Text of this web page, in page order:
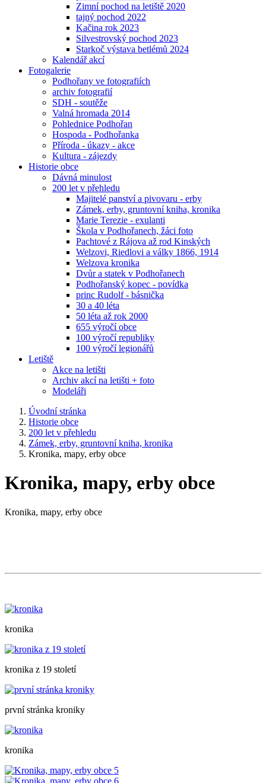
Zimní pochod na letiště 2020
tajný pochod 2022
Kačina rok 2023
Silvestrovský pochod 2023
Starkoč výstava betlémů 2024
Kalendář akcí
Fotogalerie
Podhořany ve fotografiích
archiv fotografií
SDH - soutěže
Valná hromada 2014
Pohlednice Podhořan
Hospoda - Podhořanka
Příroda - úkazy - akce
Kultura - zájezdy
Historie obce
Dávná minulost
200 let v přehledu
Majitelé panství a pivovaru - erby
Zámek, erby, gruntovní kniha, kronika
Marie Terezie - exulanti
Škola v Podhořanech, žáci foto
Pachtové z Rájova až rod Kinských
Welzovi, Riedlovi a války 1866, 1914
Welzova kronika
Dvůr a statek v Podhořanech
Podhořanský kopec - povídka
princ Rudolf - básnička
30 a 40 léta
50 léta až rok 2000
655 výročí obce
100 výročí republiky
100 výročí legionářů
Letiště
Akce na letišti
Archiv akcí na letišti + foto
Modeláři
Úvodní stránka
Historie obce
200 let v přehledu
Zámek, erby, gruntovní kniha, kronika
Kronika, mapy, erby obce
Kronika, mapy, erby obce
Kronika, mapy, erby obce
kronika
kronika z 19 století
první stránka kroniky
kronika